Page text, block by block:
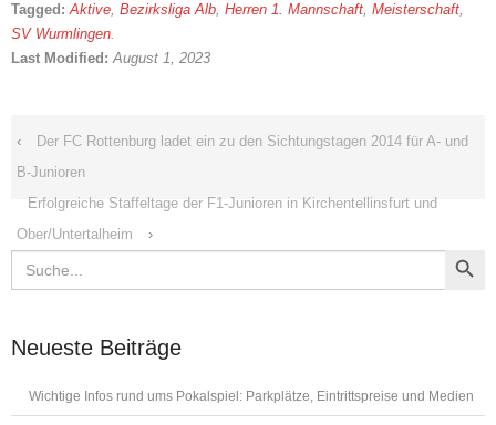
Tagged:Aktive, Bezirksliga Alb, Herren 1. Mannschaft, Meisterschaft,
SV Wurmlingen.
Last Modified:August 1, 2023
‹
Der FC Rottenburg ladet ein zu den Sichtungstagen 2014 für A- und
B-Junioren
Erfolgreiche Staffeltage der F1-Junioren in Kirchentellinsfurt und
Ober/Untertalheim
›
Search
for:
Search Button
Neueste Beiträge
Wichtige Infos rund ums Pokalspiel: Parkplätze, Eintrittspreise und Medien